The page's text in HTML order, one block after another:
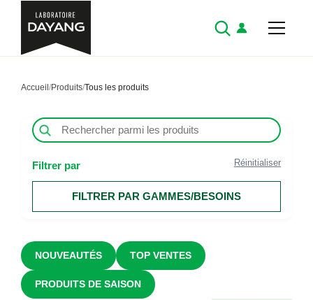
Accueil /Produits/Tous les produits
Filtrer par Réinitialiser
FILTRER PAR GAMMES/BESOINS
NOUVEAUTÉS TOP VENTES
PRODUITS DE SAISON